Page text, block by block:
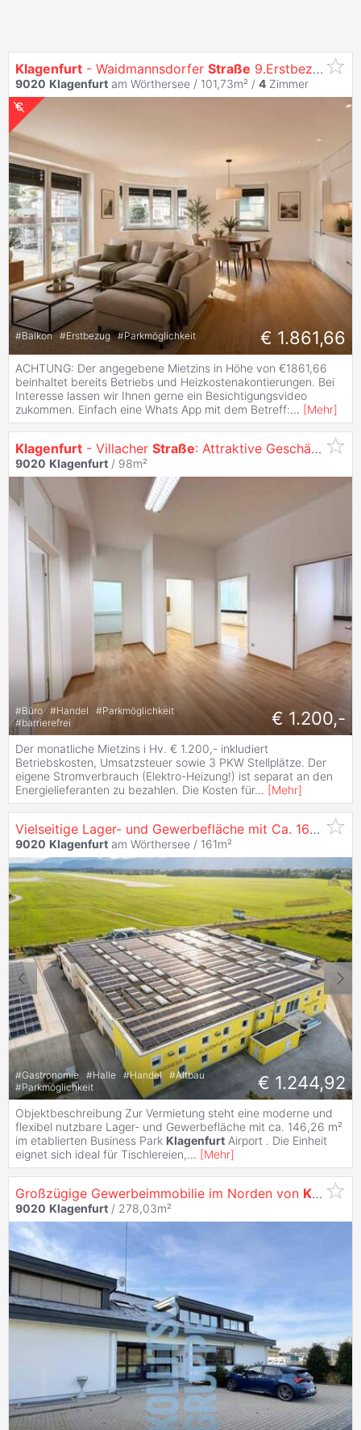
Klagenfurt - Waidmannsdorfer Straße 9.Erstbezug: 4-
9020 Klagenfurt am Wörthersee / 101,73m² / 4 Zimmer
#Balkon #Erstbezug #Parkmöglichkeit € 1.861,66
ACHTUNG: Der angegebene Mietzins in Höhe von €1861,66
beinhaltet bereits Betriebs und Heizkostenakontierungen. Bei
Interesse lassen wir Ihnen gerne ein Besichtigungsvideo
zukommen. Einfach eine Whats App mit dem Betreff:... [Mehr]
Klagenfurt - Villacher Straße: Attraktive Geschäftsfläche mit 3 PKW Stellplätzen inklusive
9020 Klagenfurt / 98m²
#Büro #Handel #Parkmöglichkeit
#barrierefrei € 1.200,-
Der monatliche Mietzins i Hv. € 1.200,- inkludiert
Betriebskosten, Umsatzsteuer sowie 3 PKW Stellplätze. Der
eigene Stromverbrauch (Elektro-Heizung!) ist separat an den
Energielieferanten zu bezahlen. Die Kosten für... [Mehr]
Vielseitige Lager- und Gewerbefläche mit Ca. 161,26 m² im Business Park
9020 Klagenfurt am Wörthersee / 161m²
#Gastronomie #Halle #Handel #Altbau
#Parkmöglichkeit € 1.244,92
Objektbeschreibung Zur Vermietung steht eine moderne und
flexibel nutzbare Lager- und Gewerbefläche mit ca. 146,26 m²
im etablierten Business Park Klagenfurt Airport . Die Einheit
eignet sich ideal für Tischlereien,... [Mehr]
Großzügige Gewerbeimmobilie im Norden von Klagenfurt
9020 Klagenfurt / 278,03m²